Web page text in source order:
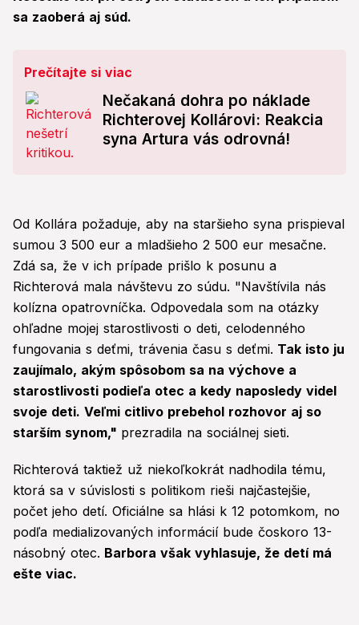
sa zaoberá aj súd.
Prečítajte si viac
Nečakaná dohra po náklade
Richterovej Kollárovi: Reakcia
syna Artura vás odrovná!
Od Kollára požaduje, aby na staršieho syna prispieval
sumou 3 500 eur a mladšieho 2 500 eur mesačne.
Zdá sa, že v ich prípade prišlo k posunu a
Richterová mala návštevu zo súdu. "Navštívila nás
kolízna opatrovníčka. Odpovedala som na otázky
ohľadne mojej starostlivosti o deti, celodenného
fungovania s deťmi, trávenia času s deťmi. Tak isto ju
zaujímalo, akým spôsobom sa na výchove a
starostlivosti podieľa otec a kedy naposledy videl
svoje deti. Veľmi citlivo prebehol rozhovor aj so
starším synom," prezradila na sociálnej sieti.
Richterová taktiež už niekoľkokrát nadhodila tému,
ktorá sa v súvislosti s politikom rieši najčastejšie,
počet jeho detí. Oficiálne sa hlási k 12 potomkom, no
podľa medializovaných informácií bude čoskoro 13-
násobný otec. Barbora však vyhlasuje, že detí má
ešte viac.